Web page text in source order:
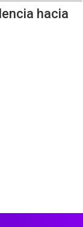
hacia